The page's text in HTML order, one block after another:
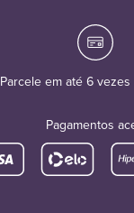
Parcele em até 6
Pagamentos